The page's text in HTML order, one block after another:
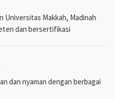
Universitas Makkah, Madinah
dan bersertifikasi
dan nyaman dengan berbagai